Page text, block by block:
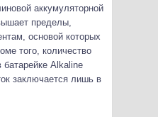
аккумуляторной
пределы,
основой которых
того, количество
батарейке Alkaline
заключается лишь в